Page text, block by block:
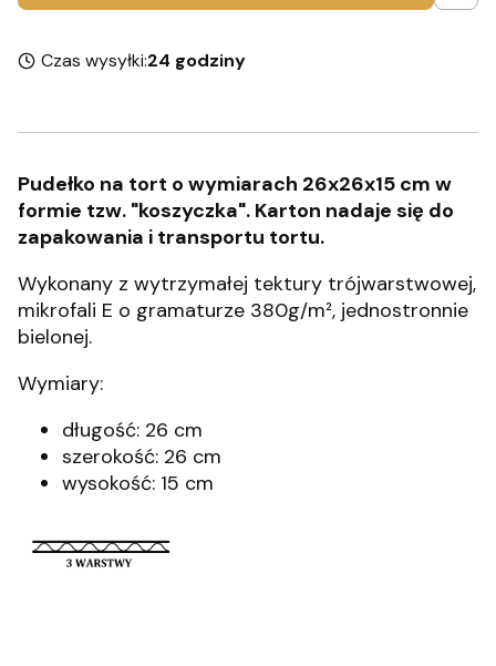
Czas wysyłki:24 godziny
Pudełko na tort o wymiarach 26x26x15 cm w
formie tzw. "koszyczka". Karton nadaje się do
zapakowania i transportu tortu.
Wykonany z wytrzymałej tektury trójwarstwowej,
mikrofali E o gramaturze 380g/m², jednostronnie
bielonej.
Wymiary:
długość: 26 cm
szerokość: 26 cm
wysokość: 15 cm